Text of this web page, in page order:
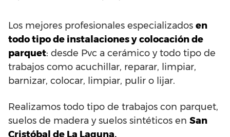
Los mejores profesionales especializados en
todo tipo de instalaciones y colocación de
parquet: desde Pvc a cerámico y todo tipo de
trabajos como acuchillar, reparar, limpiar,
barnizar, colocar, limpiar, pulir o lijar.
Realizamos todo tipo de trabajos con parquet,
suelos de madera y suelos sintéticos en San
Cristóbal de La Laguna.